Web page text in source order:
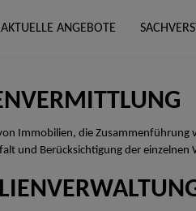
AKTUELLE ANGEBOTE
Immobilien, die
und Berücksichtigung der einzelnen